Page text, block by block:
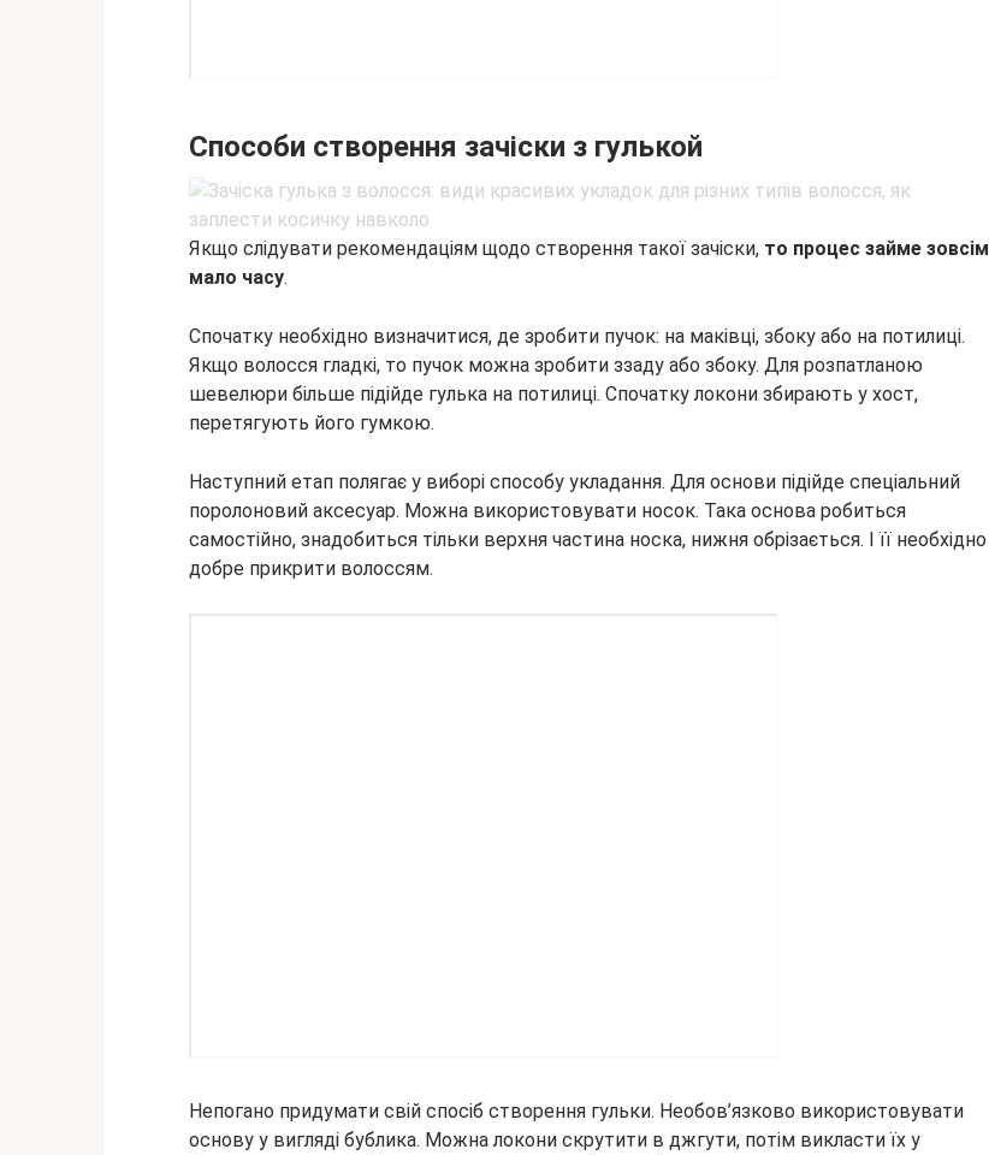
Способи створення зачіски з гулькой
Якщо слідувати рекомендаціям щодо створення такої зачіски, то процес займе зовсім
мало часу.
Спочатку необхідно визначитися, де зробити пучок: на маківці, збоку або на потилиці.
Якщо волосся гладкі, то пучок можна зробити ззаду або збоку. Для розпатланою
шевелюри більше підійде гулька на потилиці. Спочатку локони збирають у хост,
перетягують його гумкою.
Наступний етап полягає у виборі способу укладання. Для основи підійде спеціальний
поролоновий аксесуар. Можна використовувати носок. Така основа робиться
самостійно, знадобиться тільки верхня частина носка, нижня обрізається. І її необхідно
добре прикрити волоссям.
Непогано придумати свій спосіб створення гульки. Необов’язково використовувати
основу у вигляді бублика. Можна локони скрутити в джгути, потім викласти їх у